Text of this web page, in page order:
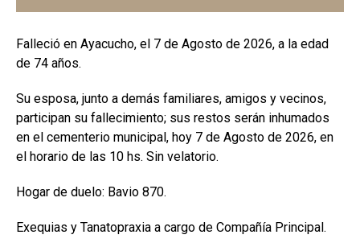
Falleció en Ayacucho, el 7 de Agosto de 2026, a la edad
de 74 años.
Su esposa, junto a demás familiares, amigos y vecinos,
participan su fallecimiento; sus restos serán inhumados
en el cementerio municipal, hoy 7 de Agosto de 2026, en
el horario de las 10 hs. Sin velatorio.
Hogar de duelo: Bavio 870.
Exequias y Tanatopraxia a cargo de Compañía Principal.